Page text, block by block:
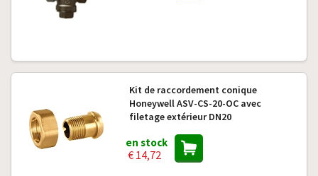
Kit de raccordement conique
Honeywell ASV-CS-20-OC avec
filetage extérieur DN20
en stock
€ 14,72